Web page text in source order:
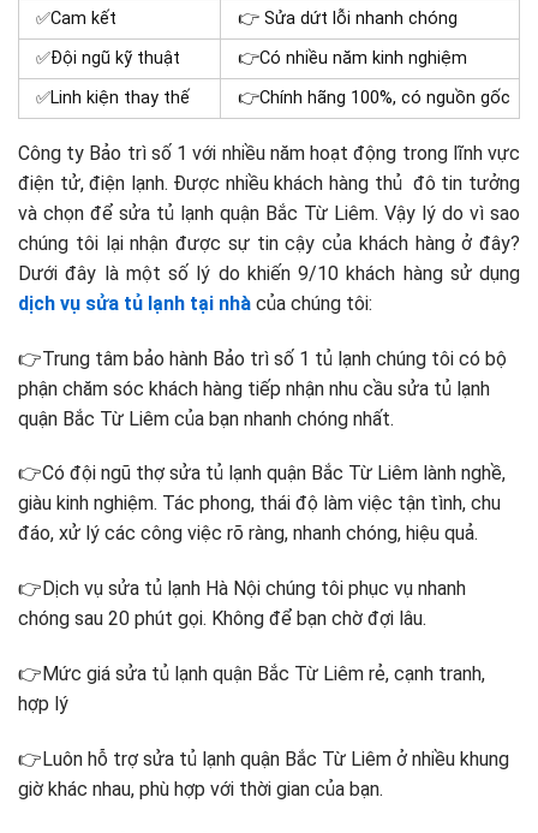
✅Cam kết
👉 Sửa dứt lỗi nhanh chóng
✅Đội ngũ kỹ thuật
👉Có nhiều năm kinh nghiệm
✅Linh kiện thay thế
👉Chính hãng 100%, có nguồn gốc
Công ty Bảo trì số 1 với nhiều năm hoạt động trong lĩnh vực
điện tử, điện lạnh. Được nhiều khách hàng thủ đô tin tưởng
và chọn để sửa tủ lạnh quận Bắc Từ Liêm. Vậy lý do vì sao
chúng tôi lại nhận được sự tin cậy của khách hàng ở đây?
Dưới đây là một số lý do khiến 9/10 khách hàng sử dụng
dịch vụ sửa tủ lạnh tại nhà của chúng tôi:
👉Trung tâm bảo hành Bảo trì số 1 tủ lạnh chúng tôi có bộ
phận chăm sóc khách hàng tiếp nhận nhu cầu sửa tủ lạnh
quận Bắc Từ Liêm của bạn nhanh chóng nhất.
👉Có đội ngũ thợ sửa tủ lạnh quận Bắc Từ Liêm lành nghề,
giàu kinh nghiệm. Tác phong, thái độ làm việc tận tình, chu
đáo, xử lý các công việc rõ ràng, nhanh chóng, hiệu quả.
👉Dịch vụ sửa tủ lạnh Hà Nội chúng tôi phục vụ nhanh
chóng sau 20 phút gọi. Không để bạn chờ đợi lâu.
👉Mức giá sửa tủ lạnh quận Bắc Từ Liêm rẻ, cạnh tranh,
hợp lý
👉Luôn hỗ trợ sửa tủ lạnh quận Bắc Từ Liêm ở nhiều khung
giờ khác nhau, phù hợp với thời gian của bạn.